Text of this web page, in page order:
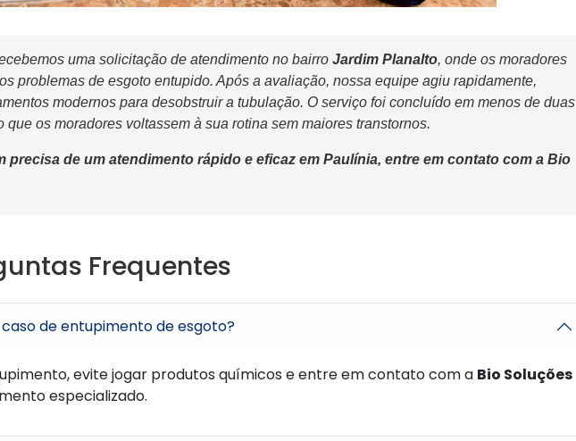
uma solicitação de atendimento no bairro Jardim Planalto, onde os moradores
problemas de esgoto entupido. Após a avaliação, nossa equipe agiu rapidamente,
modernos para desobstruir a tubulação. O serviço foi concluído em menos de duas
que os moradores voltassem à sua rotina sem maiores transtornos.
precisa de um atendimento rápido e eficaz em Paulínia, entre em contato com a Bio
Frequentes
de entupimento de esgoto?
evite jogar produtos químicos e entre em contato com a Bio Soluções
especializado.